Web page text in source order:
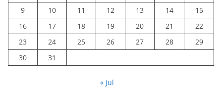
9
10 11 12 13 14
15
16
17 18 19 20 21
22
23
24 25 26 27 28
29
30
31
« jul